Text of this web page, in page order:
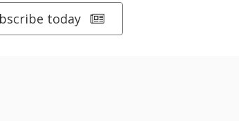
today